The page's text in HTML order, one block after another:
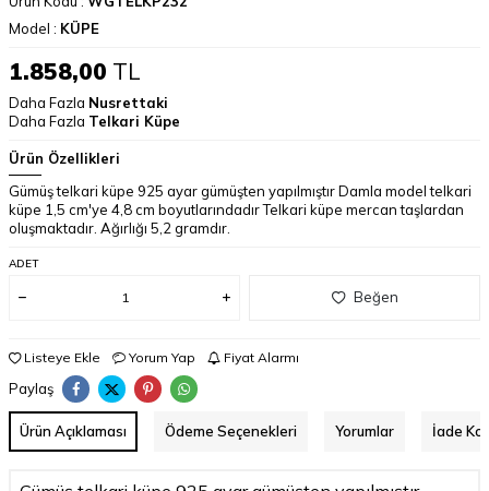
Model : KÜPE
1.858,00 TL
Daha Fazla Nusrettaki
Daha Fazla Telkari Küpe
Ürün Özellikleri
Gümüş telkari küpe 925 ayar gümüşten yapılmıştır Damla model telkari
küpe 1,5 cm'ye 4,8 cm boyutlarındadır Telkari küpe mercan taşlardan
oluşmaktadır. Ağırlığı 5,2 gramdır.
ADET
Beğen
Listeye Ekle Yorum Yap Fiyat Alarmı
Paylaş
Ürün Açıklaması Ödeme Seçenekleri Yorumlar İade